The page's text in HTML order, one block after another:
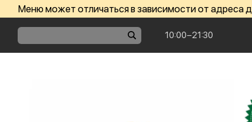
Меню может отличаться в зависимости от адреса
10:00−21:30